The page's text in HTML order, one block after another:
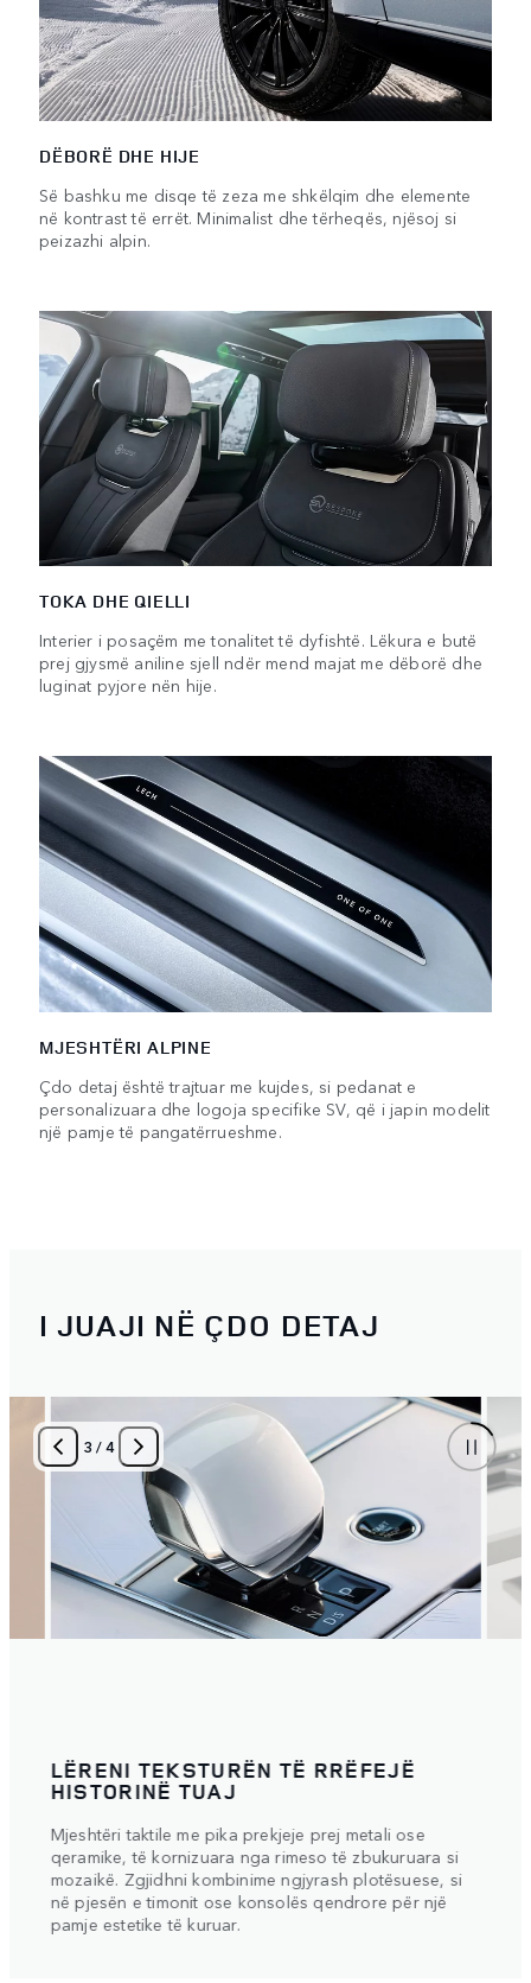
DËBORË DHE HIJE
Së bashku me disqe të zeza me shkëlqim dhe elemente
në kontrast të errët. Minimalist dhe tërheqës, njësoj si
peizazhi alpin.
TOKA DHE QIELLI
Interier i posaçëm me tonalitet të dyfishtë. Lëkura e butë
prej gjysmë aniline sjell ndër mend majat me dëborë dhe
luginat pyjore nën hije.
MJESHTËRI ALPINE
Çdo detaj është trajtuar me kujdes, si pedanat e
personalizuara dhe logoja specifike SV, që i japin modelit
një pamje të pangatërrueshme.
I JUAJI NË ÇDO DETAJ
3 /4
LËRENI TEKSTURËN TË RRËFEJË
HISTORINË TUAJ
Mjeshtëri taktile me pika prekjeje prej metali ose
qeramike, të kornizuara nga rimeso të zbukuruara si
mozaikë. Zgjidhni kombinime ngjyrash plotësuese, si
në pjesën e timonit ose konsolës qendrore për një
pamje estetike të kuruar.